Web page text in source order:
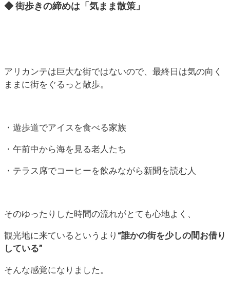
◆ 街歩きの締めは「気まま散策」
アリカンテは巨大な街ではないので、最終日は気の向く
ままに街をぐるっと散歩。
・遊歩道でアイスを食べる家族
・午前中から海を見る老人たち
・テラス席でコーヒーを飲みながら新聞を読む人
そのゆったりした時間の流れがとても心地よく、
観光地に来ているというより “誰かの街を少しの間お借り
している”
そんな感覚になりました。